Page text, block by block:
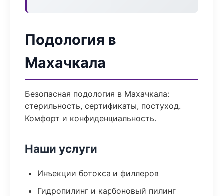
Подология в
Махачкала
Безопасная подология в Махачкала:
стерильность, сертификаты, постуход.
Комфорт и конфиденциальность.
Наши услуги
Инъекции ботокса и филлеров
Гидропилинг и карбоновый пилинг